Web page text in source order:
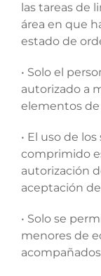
las tareas de
área en que
estado de
• Solo el
autorizado a
elementos de
• El uso de
comprimido
autorización
aceptación
• Solo se
menores de